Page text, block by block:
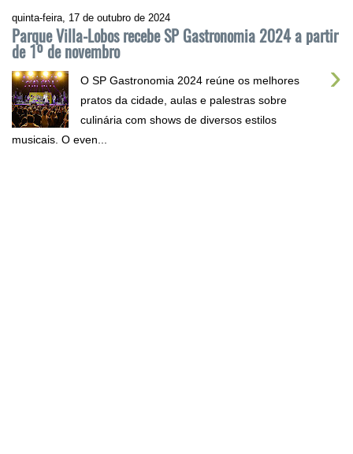
quinta-feira, 17 de outubro de 2024
Parque Villa-Lobos recebe SP Gastronomia 2024 a partir
de 1º de novembro
›
O SP Gastronomia 2024 reúne os melhores
pratos da cidade, aulas e palestras sobre
culinária com shows de diversos estilos
musicais. O even...